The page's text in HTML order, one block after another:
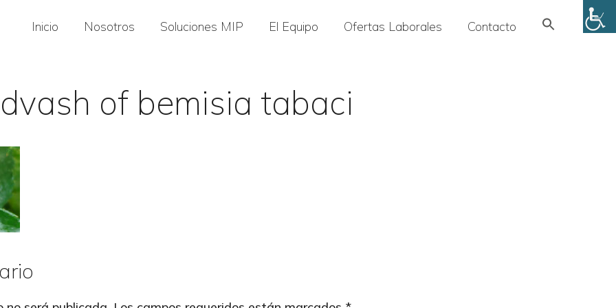
Inicio Nosotros Soluciones MIP El Equipo Ofertas Laborales Contacto Search
of bemisia tabaci